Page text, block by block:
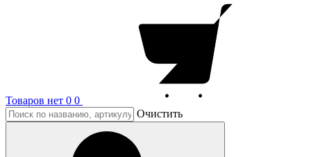
Товаров нет 0 0
Очистить